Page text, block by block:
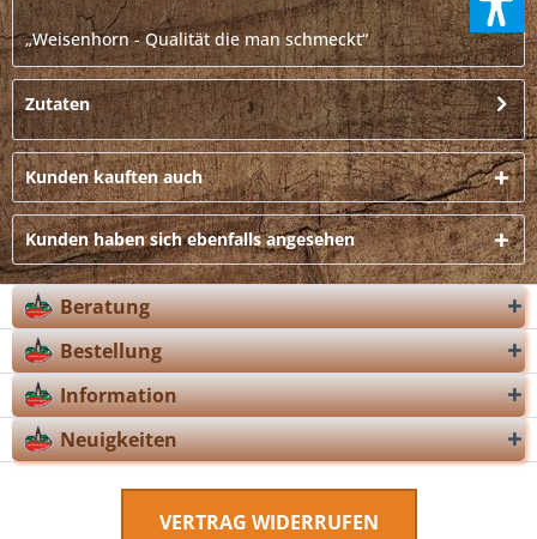
„Weisenhorn - Qualität die man schmeckt“
Zutaten
Kunden kauften auch
Kunden haben sich ebenfalls angesehen
Beratung
Bestellung
Information
Neuigkeiten
VERTRAG WIDERRUFEN